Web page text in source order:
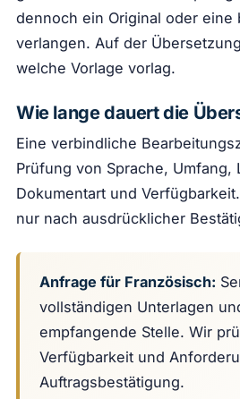
dennoch ein Original oder eine
verlangen. Auf der
welche Vorlage vorlag.
Wie lange dauert die
Eine verbindliche
Prüfung von Sprache, Umfang,
Dokumentart und
nur nach ausdrücklicher
Anfrage für Französisch:
vollständigen Unterlagen
empfangende Stelle. Wir
Verfügbarkeit und
Auftragsbestätigung.